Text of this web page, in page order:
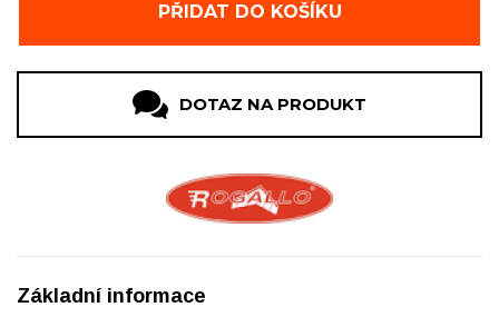
PŘIDAT DO KOŠÍKU
DOTAZ NA PRODUKT
Základní informace